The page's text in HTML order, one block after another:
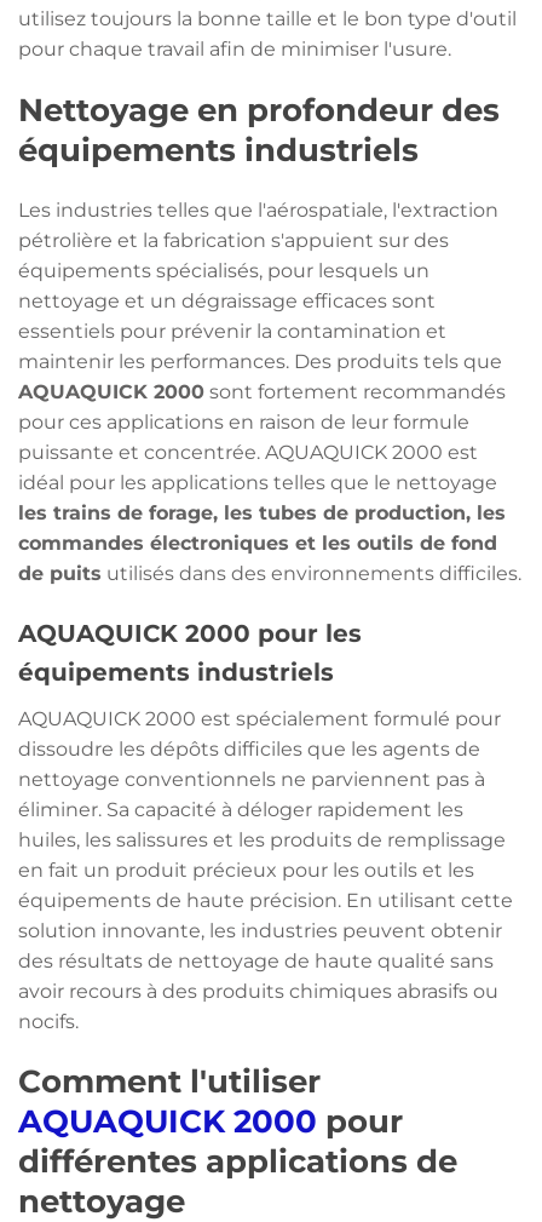
utilisez toujours la bonne taille et le bon type d'outil
pour chaque travail afin de minimiser l'usure.
Nettoyage en profondeur des
équipements industriels
Les industries telles que l'aérospatiale, l'extraction
pétrolière et la fabrication s'appuient sur des
équipements spécialisés, pour lesquels un
nettoyage et un dégraissage efficaces sont
essentiels pour prévenir la contamination et
maintenir les performances. Des produits tels que
AQUAQUICK 2000 sont fortement recommandés
pour ces applications en raison de leur formule
puissante et concentrée. AQUAQUICK 2000 est
idéal pour les applications telles que le nettoyage
les trains de forage, les tubes de production, les
commandes électroniques et les outils de fond
de puits utilisés dans des environnements difficiles.
AQUAQUICK 2000 pour les
équipements industriels
AQUAQUICK 2000 est spécialement formulé pour
dissoudre les dépôts difficiles que les agents de
nettoyage conventionnels ne parviennent pas à
éliminer. Sa capacité à déloger rapidement les
huiles, les salissures et les produits de remplissage
en fait un produit précieux pour les outils et les
équipements de haute précision. En utilisant cette
solution innovante, les industries peuvent obtenir
des résultats de nettoyage de haute qualité sans
avoir recours à des produits chimiques abrasifs ou
nocifs.
Comment l'utiliser
AQUAQUICK 2000 pour
différentes applications de
nettoyage